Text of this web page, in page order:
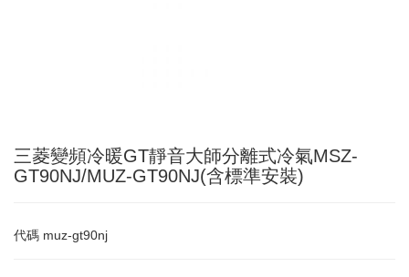
三菱變頻冷暖GT靜音大師分離式冷氣MSZ-
GT90NJ/MUZ-GT90NJ(含標準安裝)
代碼 muz-gt90nj